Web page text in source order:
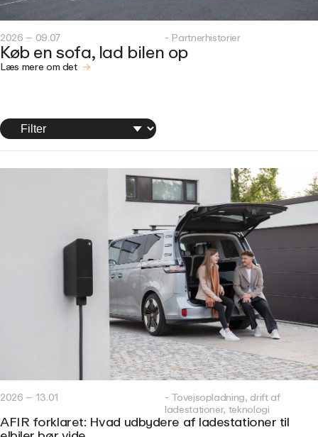
2026 – 09.07 - Partnerhistorier
Køb en sofa, lad bilen op
Læs mere om det
2026 – 13.01 - Tovejsopladning, drift af
ladestationer, teknologi
AFIR forklaret: Hvad udbydere af ladestationer til